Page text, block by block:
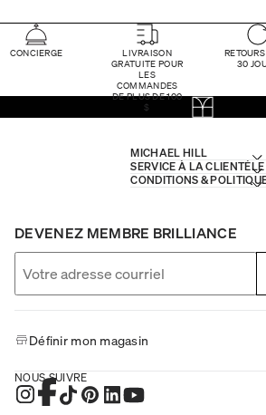
CONCIERGE
LIVRAISON
GRATUITE POUR
LES
COMMANDES
DE PLUS DE 100
$
30
MICHAEL HILL
SERVICE À LA CLIENTÈLE
CONDITIONS &
DEVENEZ MEMBRE BRILLIANCE
Définir mon magasin
NOUS SUIVRE